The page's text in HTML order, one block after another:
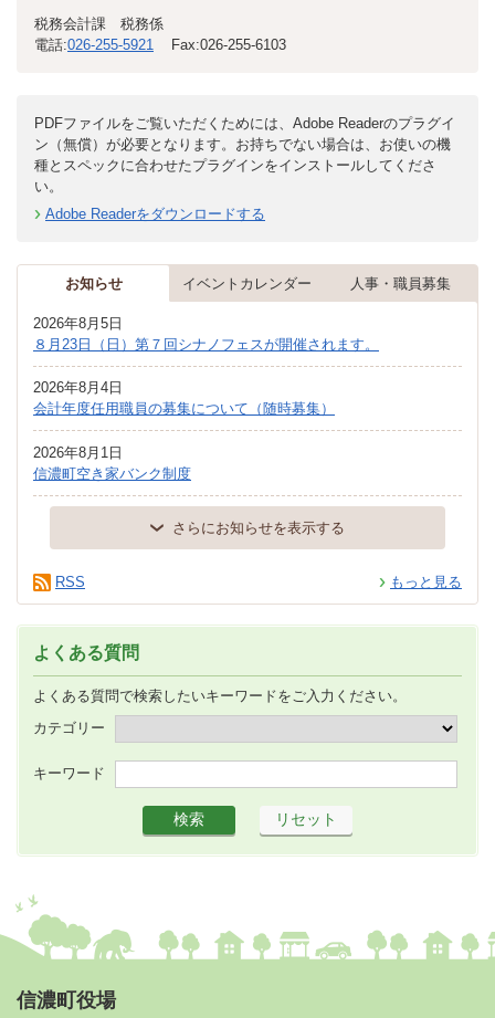
税務会計課 税務係
電話:026-255-5921 Fax:026-255-6103
PDFファイルをご覧いただくためには、Adobe Readerのプラグイ
ン（無償）が必要となります。お持ちでない場合は、お使いの機
種とスペックに合わせたプラグインをインストールしてくださ
い。
Adobe Readerをダウンロードする
お知らせ イベントカレンダー 人事・職員募集
2026年8月5日
８月23日（日）第７回シナノフェスが開催されます。
2026年8月4日
会計年度任用職員の募集について（随時募集）
2026年8月1日
信濃町空き家バンク制度
さらにお知らせを表示する
もっと見る
RSS
よくある質問
よくある質問で検索したいキーワードをご入力ください。
カテゴリー
キーワード
信濃町役場